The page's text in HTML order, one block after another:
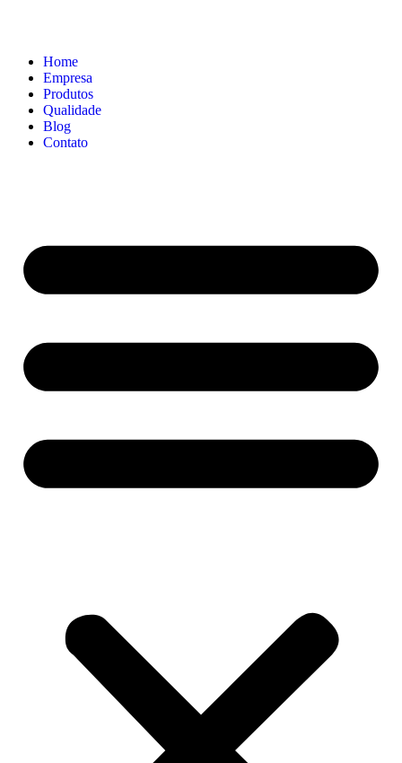
Home
Empresa
Produtos
Qualidade
Blog
Contato